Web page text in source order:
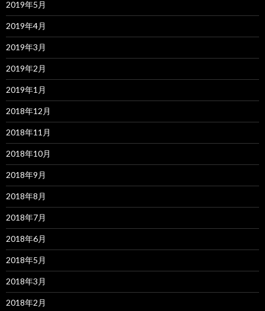
2019年5月
2019年4月
2019年3月
2019年2月
2019年1月
2018年12月
2018年11月
2018年10月
2018年9月
2018年8月
2018年7月
2018年6月
2018年5月
2018年3月
2018年2月